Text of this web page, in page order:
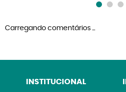
Carregando comentários ...
INSTITUCIONAL